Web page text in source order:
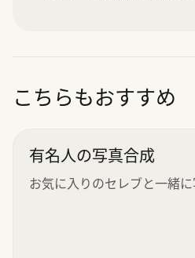
こちらもおすすめ
有名人の写真合成
お気に入りのセレブと一緒